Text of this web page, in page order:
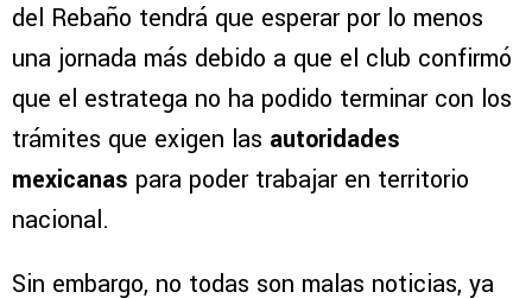
del Rebaño tendrá que esperar por lo menos
una jornada más debido a que el club confirmó
que el estratega no ha podido terminar con los
trámites que exigen las autoridades
mexicanas para poder trabajar en territorio
nacional.
Sin embargo, no todas son malas noticias, ya